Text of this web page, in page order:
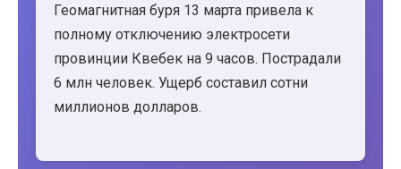
Геомагнитная буря 13 марта привела к
полному отключению электросети
провинции Квебек на 9 часов. Пострадали
6 млн человек. Ущерб составил сотни
миллионов долларов.